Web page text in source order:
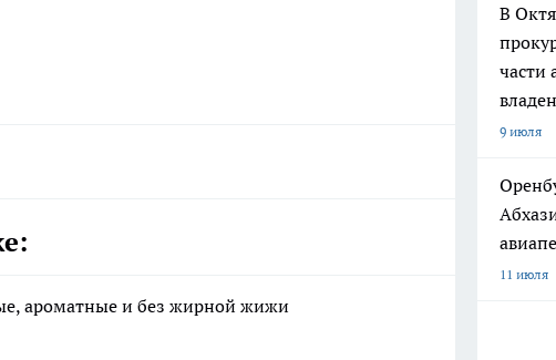
ароматные и без жирной жижи
В
части
9 июля
11 июля